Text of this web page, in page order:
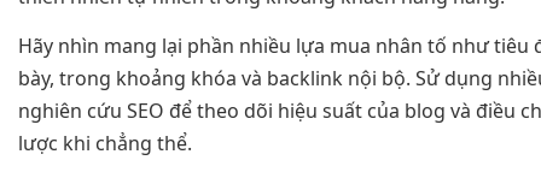
Hãy nhìn mang lại phần nhiều lựa mua nhân tố như tiêu
bày, trong khoảng khóa và backlink nội bộ. Sử dụng
nghiên cứu SEO để theo dõi hiệu suất của blog và điều
lược khi chẳng thể.